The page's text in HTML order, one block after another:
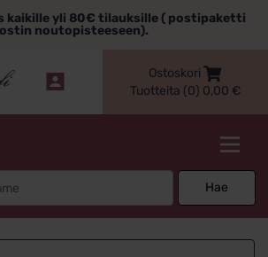
kaikille yli 80€ tilauksille ( postipaketti
noutopisteeseen).
Ostoskori
Tuotteita (0) 0,00 €
Hae